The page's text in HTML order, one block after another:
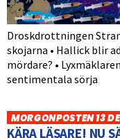
Droskdrottningen
skojarna • Hallick blir
mördare? •
sentimentala sörja
MORGONPOSTEN 13
KÄRA LÄSARE! NU